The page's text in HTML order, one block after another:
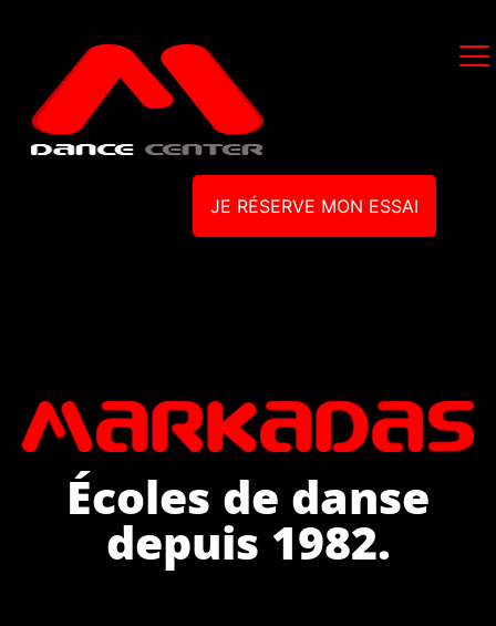
JE RÉSERVE MON ESSAI
Écoles de danse
depuis 1982.